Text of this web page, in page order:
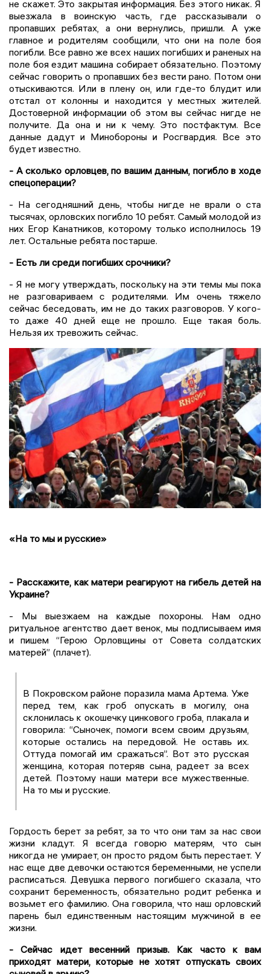
не скажет. Это закрытая информация. Без этого никак. Я
выезжала в воинскую часть, где рассказывали о
пропавших ребятах, а они вернулись, пришли. А уже
главное и родителям сообщили, что они на поле боя
погибли. Все равно же всех наших погибших и раненых на
поле боя ездит машина собирает обязательно. Поэтому
сейчас говорить о пропавших без вести рано. Потом они
отыскиваются. Или в плену он, или где-то блудит или
отстал от колонны и находится у местных жителей.
Достоверной информации об этом вы сейчас нигде не
получите. Да она и ни к чему. Это постфактум. Все
данные дадут и Минобороны и Росгвардия. Все это
будет известно.
- А сколько орловцев, по вашим данным, погибло в ходе
спецоперации?
- На сегодняшний день, чтобы нигде не врали о ста
тысячах, орловских погибло 10 ребят. Самый молодой из
них Егор Канатников, которому только исполнилось 19
лет. Остальные ребята постарше.
- Есть ли среди погибших срочники?
- Я не могу утверждать, поскольку на эти темы мы пока
не разговариваем с родителями. Им очень тяжело
сейчас беседовать, им не до таких разговоров. У кого-
то даже 40 дней еще не прошло. Еще такая боль.
Нельзя их тревожить сейчас.
«На то мы и русские»
- Расскажите, как матери реагируют на гибель детей на
Украине?
- Мы выезжаем на каждые похороны. Нам одно
ритуальное агентство дает венок, мы подписываем имя
и пишем “Герою Орловщины от Совета солдатских
матерей” (плачет).
В Покровском районе поразила мама Артема. Уже
перед тем, как гроб опускать в могилу, она
склонилась к окошечку цинкового гроба, плакала и
говорила: “Сыночек, помоги всем своим друзьям,
которые остались на передовой. Не оставь их.
Оттуда помогай им сражаться”. Вот это русская
женщина, которая потеряв сына, радеет за всех
детей. Поэтому наши матери все мужественные.
На то мы и русские.
Гордость берет за ребят, за то что они там за нас свои
жизни кладут. Я всегда говорю матерям, что сын
никогда не умирает, он просто рядом быть перестает. У
нас еще две девочки остаются беременными, не успели
расписаться. Девушка первого погибшего сказала, что
сохранит беременность, обязательно родит ребенка и
возьмет его фамилию. Она говорила, что наш орловский
парень был единственным настоящим мужчиной в ее
жизни.
- Сейчас идет весенний призыв. Как часто к вам
приходят матери, которые не хотят отпускать своих